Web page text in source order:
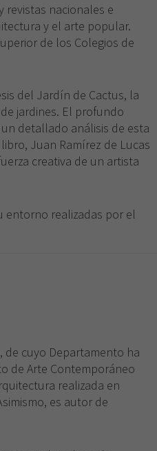
revistas nacionales e
y el arte popular.
de los Colegios de
del Jardín de Cactus, la
jardines. El profundo
detallado análisis de esta
Juan Ramírez de Lucas
creativa de un artista
entorno realizadas por el
de cuyo Departamento ha
de Arte Contemporáneo
realizada en
es autor de